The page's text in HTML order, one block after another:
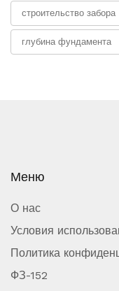
строительство забора
глубина фундамента
Меню
О нас
Условия
Политика
ФЗ-152